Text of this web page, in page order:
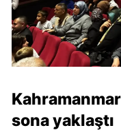
sona yaklaştı